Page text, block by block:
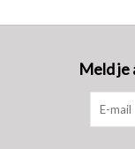
Meld je